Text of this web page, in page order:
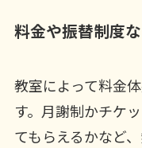
料金や振替制度
教室によって料金
す。月謝制かチケ
てもらえるかなど